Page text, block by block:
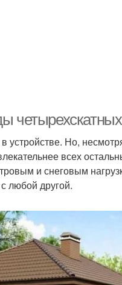
Но,
всех
и снеговым
любой другой.